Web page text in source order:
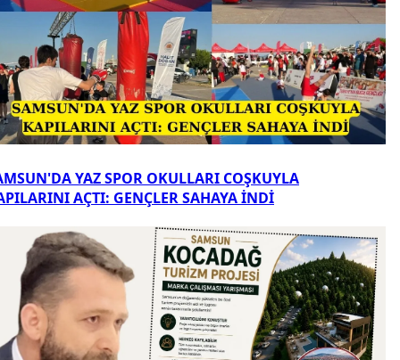
YAZ SPOR OKULLARI COŞKUYLA
AÇTI: GENÇLER SAHAYA İNDİ